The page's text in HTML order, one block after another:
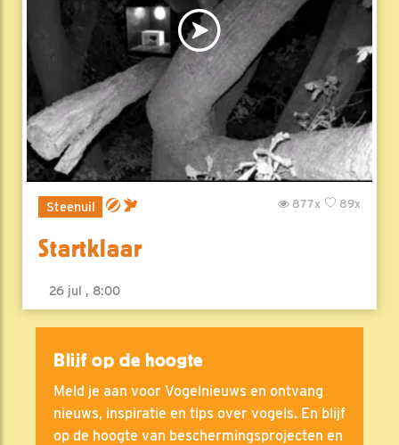
Steenuil 89x
877x
Startklaar
26 jul , 8:00
Blijf op de hoogte
Meld je aan voor Vogelnieuws en ontvang
nieuws, inspiratie en tips over vogels. En blijf
op de hoogte van beschermingsprojecten en